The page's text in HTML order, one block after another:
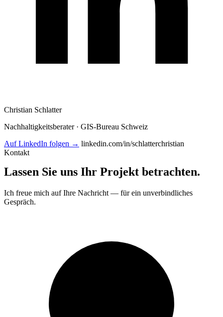
Christian Schlatter
Nachhaltigkeitsberater · GIS-Bureau Schweiz
Auf LinkedIn folgen → linkedin.com/in/schlatterchristian
Kontakt
Lassen Sie uns Ihr Projekt betrachten.
Ich freue mich auf Ihre Nachricht — für ein unverbindliches
Gespräch.